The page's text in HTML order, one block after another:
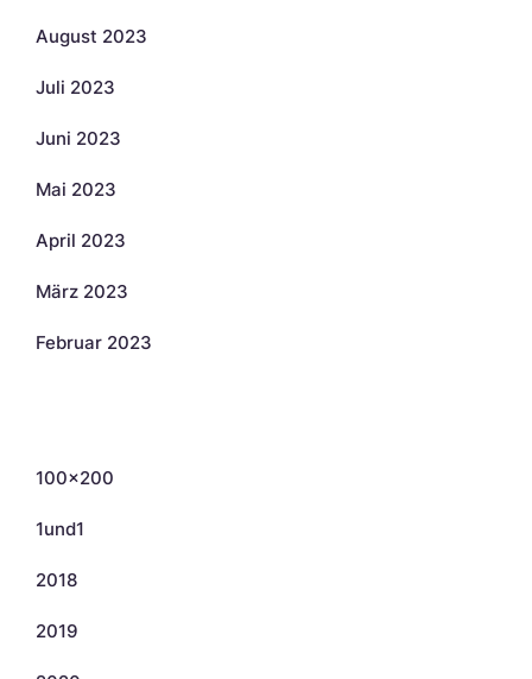
August 2023
Juli 2023
Juni 2023
Mai 2023
April 2023
März 2023
Februar 2023
100×200
1und1
2018
2019